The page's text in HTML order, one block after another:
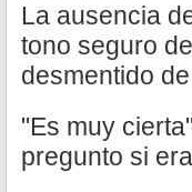
La ausencia
tono seguro
desmentido
"Es muy
pregunto si